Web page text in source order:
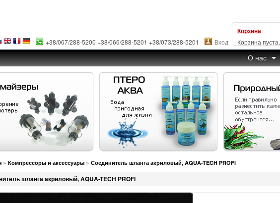
Корзина
Корзина пуста.
+38/067/288-5200 +38/066/288-5201 +38/073/288-5201 Вход
О нас
» Компрессоры и аксессуары » Соединитель шланга акриловый, AQUA-TECH PROFI
шланга акриловый, AQUA-TECH PROFI